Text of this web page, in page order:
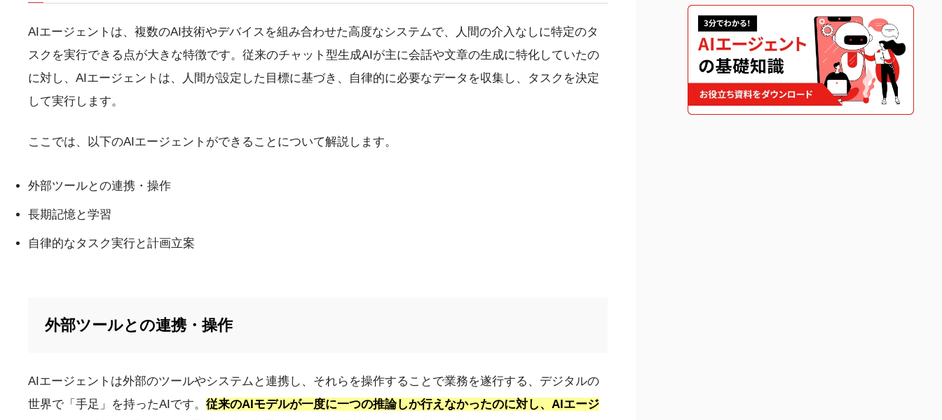
AIエージェントは、複数のAI技術やデバイスを組み合わせた高度なシステムで、人間の介入なしに特定のタ
スクを実行できる点が大きな特徴です。従来のチャット型生成AIが主に会話や文章の生成に特化していたの
に対し、AIエージェントは、人間が設定した目標に基づき、自律的に必要なデータを収集し、タスクを決定
して実行します。
ここでは、以下のAIエージェントができることについて解説します。
外部ツールとの連携・操作
長期記憶と学習
自律的なタスク実行と計画立案
外部ツールとの連携・操作
AIエージェントは外部のツールやシステムと連携し、それらを操作することで業務を遂行する、デジタルの
世界で「手足」を持ったAIです。 従来のAIモデルが一度に一つの推論しか行えなかったのに対し、AIエージ